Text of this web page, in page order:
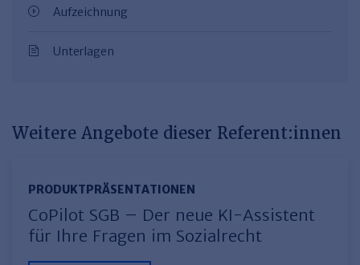
Aufzeichnung
Unterlagen
Weitere Angebote dieser Referent:innen
PRODUKTPRÄSEN­TATIONEN
CoPilot SGB – Der neue KI-Assistent
für Ihre Fragen im Sozialrecht